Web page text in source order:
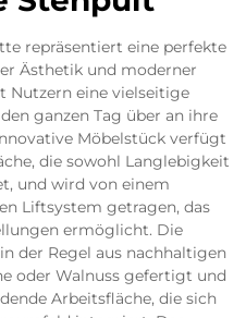
repräsentiert eine perfekte
Ästhetik und moderner
Nutzern eine vielseitige
ganzen Tag über an ihre
Möbelstück verfügt
die sowohl Langlebigkeit
und wird von einem
Liftsystem getragen, das
ermöglicht. Die
der Regel aus nachhaltigen
oder Walnuss gefertigt und
Arbeitsfläche, die sich